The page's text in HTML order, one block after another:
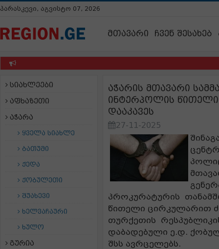
პარასკევი, აგვისტო 07, 2026
მთავარი ჩვენ შესახებ
სიახლეები
აფხაზეთი
აჭარა
ყველა სიახლე
ბათუმი
ქედა
ქობულეთი
შუახევი
ხელვაჩაური
ხულო
გურია
აჭარის მთავარი
ინტერპოლის
დააკავეს
27-11-2025
პროკურატურის
წითელი ცირკულარით
თურქეთის
დაბადებული ე.დ.
შსს ავრცელებს.